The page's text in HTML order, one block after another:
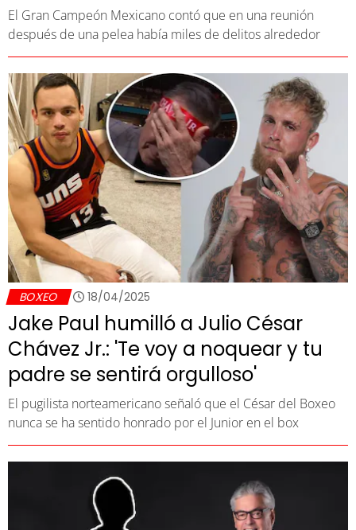
El Gran Campeón Mexicano contó que en una reunión
después de una pelea había miles de delitos alrededor
BOXEO 18/04/2025
Jake Paul humilló a Julio César
Chávez Jr.: 'Te voy a noquear y tu
padre se sentirá orgulloso'
El pugilista norteamericano señaló que el César del Boxeo
nunca se ha sentido honrado por el Junior en el box